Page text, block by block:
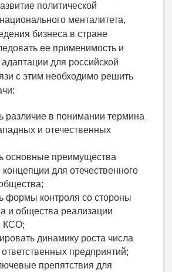
политической
менталитета,
бизнеса в стране
ее применимость и
для российской
с этим необходимо решить
различие в понимании термина
и отечественных
основные преимущества
для отечественного
формы контроля со стороны
и общества реализации
КСО;
динамику роста числа
предприятий;
препятствия для